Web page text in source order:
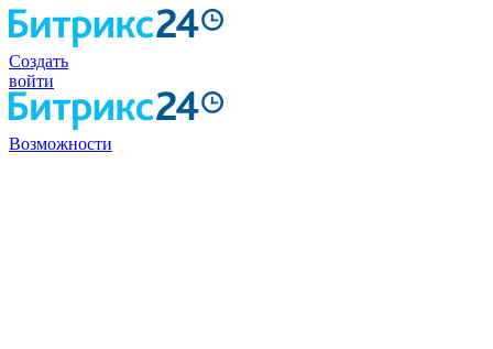
Создать
войти
Возможности